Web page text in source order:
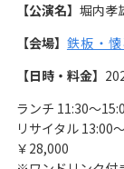
【公演名】 堀内孝
【会場】 鉄板・
【日時・料金】
ランチ 11:30～
リサイタル 13:00
￥28,000